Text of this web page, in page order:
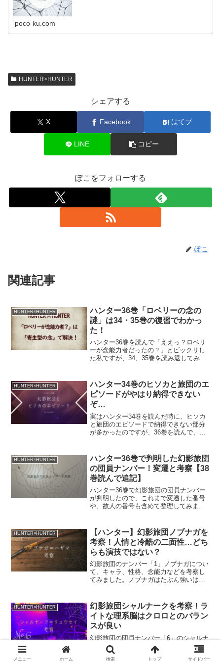
poco-ku.com
HUNTER×HUNTER
シェアする
X Facebook はてブ
LINE コピー
ぽこをフォローする
ぽこ
関連記事
HUNTER×HUNTER
ハンター36巻「ロベリーの念の
謎」は34・35巻の復習でわかっ
た！
ハンター36巻を読んで「ええっ？ロベリ
ーが念能力者だったの？」とビックリし
た私ですが、34、35巻を読み返してみる
が、自分のためにまとめておきます！
HUNTER×HUNTER
ハンター34巻のヒソカと旅団のエ
ピソードがやはり納得できない
ぞ…
実はハンター34巻を読んだ時に、ヒソカ
と旅団のエピソードで納得できない部分
が多かったのですが、36巻を読んで、そ
もしれませんが（笑）、現時点での思い
のタケを述べてみます。
HUNTER×HUNTER
ハンター36巻で判明した幻影旅団
の団員ナンバー！変遷と考察【38
巻読んで追記】
ハンター36巻で幻影旅団の団員ナンバー
が判明したので、これまで変遷した番号
や、故人の番号も含めて整理してみまし
HUNTER×HUNTER
【ハンター】幻影旅団ノブナガを
考察！人情と冷酷の二面性…どち
らも演技ではない？
幻影旅団のナンバー「1」ノブナガについ
て、キャラ、性格、念能力などを考察し
てみました。ノブナガはたぶん強いは
HUNTER×HUNTER
幻影旅団シャルナークを考察！ラ
イトな理系脳はクロロとのバラン
スが良い
幻影旅団の団員ナンバー「6」のシャルナ
ークのキャラや念能力を考察してみまし
た。軽くて実用的な理系的性格は、重々
しい文系団長クロロの補佐として非常に
メニュー ホーム 検索 トップ サイドバー